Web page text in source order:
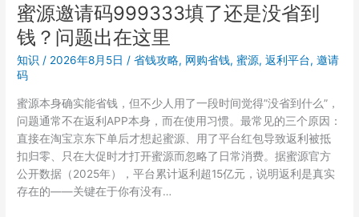
蜜源邀请码999333填了还是没省到
钱？问题出在这里
知识 / 2026年8月5日/省钱攻略, 网购省钱,蜜源,返利平台,邀请
码
蜜源本身确实能省钱，但不少人用了一段时间觉得”没省到什么”，
问题通常不在返利APP本身，而在使用习惯。最常见的三个原因：
直接在淘宝京东下单后才想起蜜源、用了平台红包导致返利被抵
扣归零、只在大促时才打开蜜源而忽略了日常消费。据蜜源官方
公开数据（2025年），平台累计返利超15亿元，说明返利是真实
存在的——关键在于你有没有…